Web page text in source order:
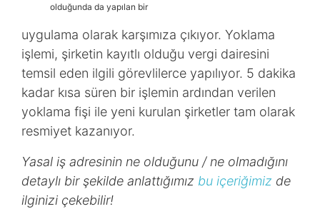
olduğunda da yapılan bir
uygulama olarak karşımıza çıkıyor. Yoklama
işlemi, şirketin kayıtlı olduğu vergi dairesini
temsil eden ilgili görevlilerce yapılıyor. 5 dakika
kadar kısa süren bir işlemin ardından verilen
yoklama fişi ile yeni kurulan şirketler tam olarak
resmiyet kazanıyor.
Yasal iş adresinin ne olduğunu / ne olmadığını
detaylı bir şekilde anlattığımız bu içeriğimiz de
ilginizi çekebilir!